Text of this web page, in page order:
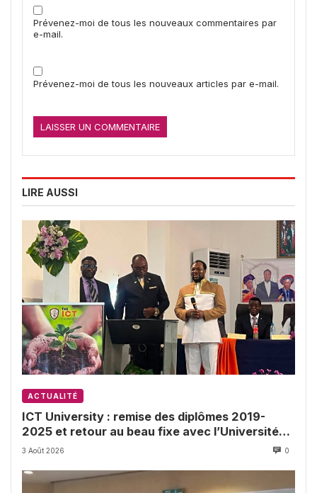
Prévenez-moi de tous les nouveaux commentaires par
e-mail.
Prévenez-moi de tous les nouveaux articles par e-mail.
LIRE AUSSI
ACTUALITÉ
ICT University : remise des diplômes 2019-
2025 et retour au beau fixe avec l’Université
de Buea
3 Août 2026 0